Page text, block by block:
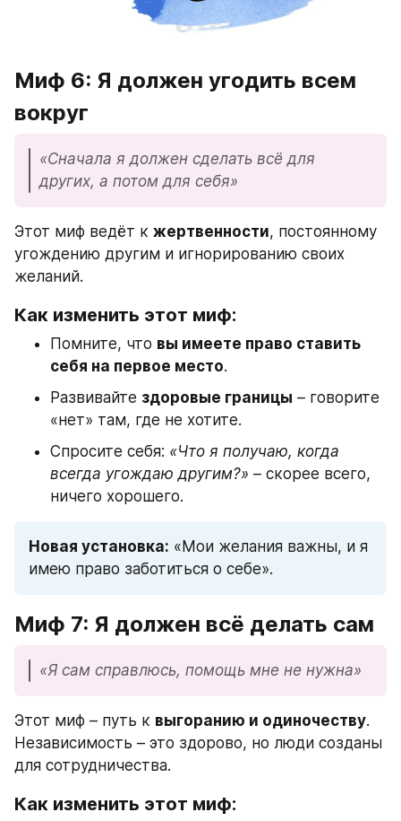
Миф 6: Я должен угодить всем
вокруг
«Сначала я должен сделать всё для
других, а потом для себя»
Этот миф ведёт к жертвенности, постоянному
угождению другим и игнорированию своих
желаний.
Как изменить этот миф:
Помните, что вы имеете право ставить
себя на первое место.
Развивайте здоровые границы – говорите
«нет» там, где не хотите.
Спросите себя: «Что я получаю, когда
всегда угождаю другим?» – скорее всего,
ничего хорошего.
Новая установка: «Мои желания важны, и я
имею право заботиться о себе».
Миф 7: Я должен всё делать сам
«Я сам справлюсь, помощь мне не нужна»
Этот миф – путь к выгоранию и одиночеству.
Независимость – это здорово, но люди созданы
для сотрудничества.
Как изменить этот миф: